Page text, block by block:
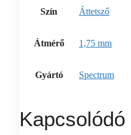
Szín Áttetsző
Átmérő 1,75 mm
Gyártó Spectrum